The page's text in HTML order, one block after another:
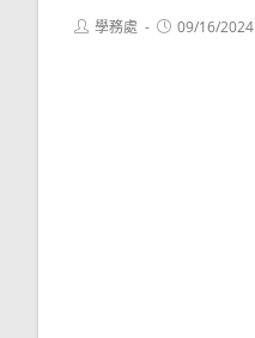
Post學務處
Post09/16/2024